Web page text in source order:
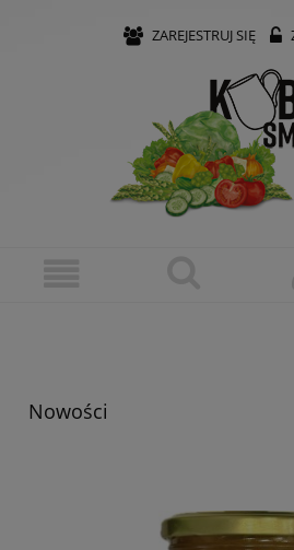
ZAREJESTRUJ SIĘ
Nowości